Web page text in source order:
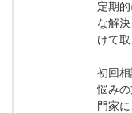
定期
な解
けて取
初回
悩み
門家